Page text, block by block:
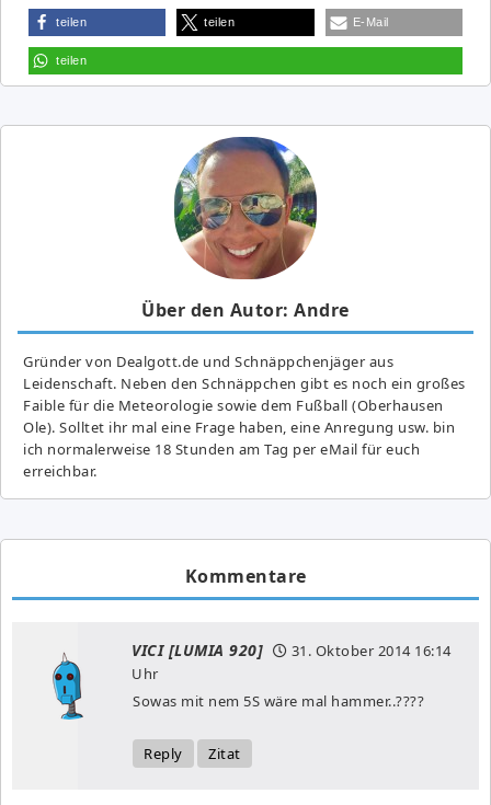
teilen teilen E-Mail
teilen
Über den Autor: Andre
Gründer von Dealgott.de und Schnäppchenjäger aus
Leidenschaft. Neben den Schnäppchen gibt es noch ein großes
Fai­ble für die Meteorologie sowie dem Fußball (Oberhausen
Ole). Solltet ihr mal eine Frage haben, eine Anregung usw. bin
ich normalerweise 18 Stunden am Tag per eMail für euch
erreichbar.
Kommentare
VICI [LUMIA 920] 31. Oktober 201416:14
Uhr
Sowas mit nem 5S wäre mal hammer..????
Reply Zitat